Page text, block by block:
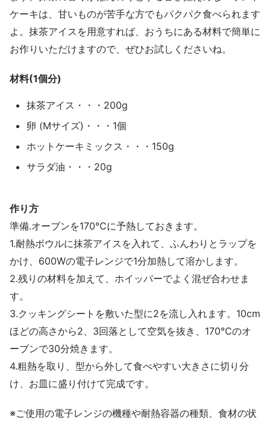
ケーキは、甘いものが苦手な方でもパクパク食べられます
よ。抹茶アイスを用意すれば、おうちにある材料で簡単に
お作りいただけますので、ぜひお試しくださいね。
材料(1個分)
抹茶アイス・・・200g
卵 (Mサイズ)・・・1個
ホットケーキミックス・・・150g
サラダ油・・・20g
作り方
準備.オーブンを170℃に予熱しておきます。
1.耐熱ボウルに抹茶アイスを入れて、ふんわりとラップを
かけ、600Wの電子レンジで1分加熱して溶かします。
2.残りの材料を加えて、ホイッパーでよく混ぜ合わせま
す。
3.クッキングシートを敷いた型に2を流し入れます。10cm
ほどの高さから2、3回落として空気を抜き、170℃のオ
ーブンで30分焼きます。
4.粗熱を取り、型から外して食べやすい大きさに切り分
け、お皿に盛り付けて完成です。
※ご使用の電子レンジの機種や耐熱容器の種類、食材の状